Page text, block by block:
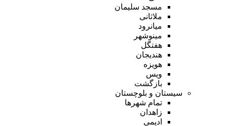
مسجد سلیمان
ملاثانی
میانرود
مینوشهر
هفتگل
هندیجان
هویزه
ویس
بازگشت
سیستان و بلوچستان
تمام شهر‌ها
زاهدان
ادیمی